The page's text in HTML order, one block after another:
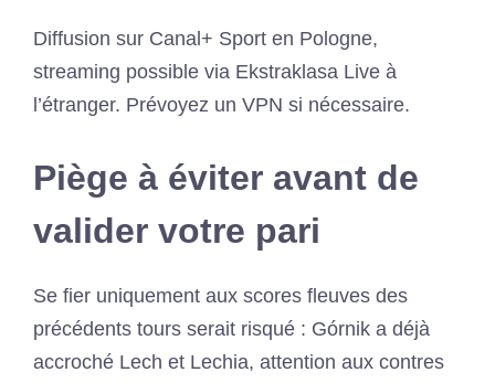
Diffusion sur Canal+ Sport en Pologne,
streaming possible via Ekstraklasa Live à
l’étranger. Prévoyez un VPN si nécessaire.
Piège à éviter avant de
valider votre pari
Se fier uniquement aux scores fleuves des
précédents tours serait risqué : Górnik a déjà
accroché Lech et Lechia, attention aux contres